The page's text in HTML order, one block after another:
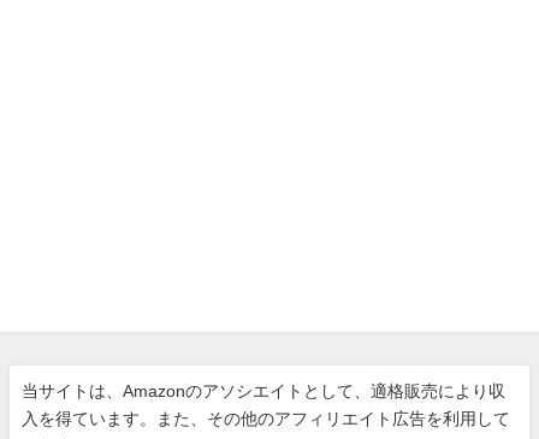
当サイトは、Amazonのアソシエイトとして、適格販売により収
入を得ています。また、その他のアフィリエイト広告を利用して